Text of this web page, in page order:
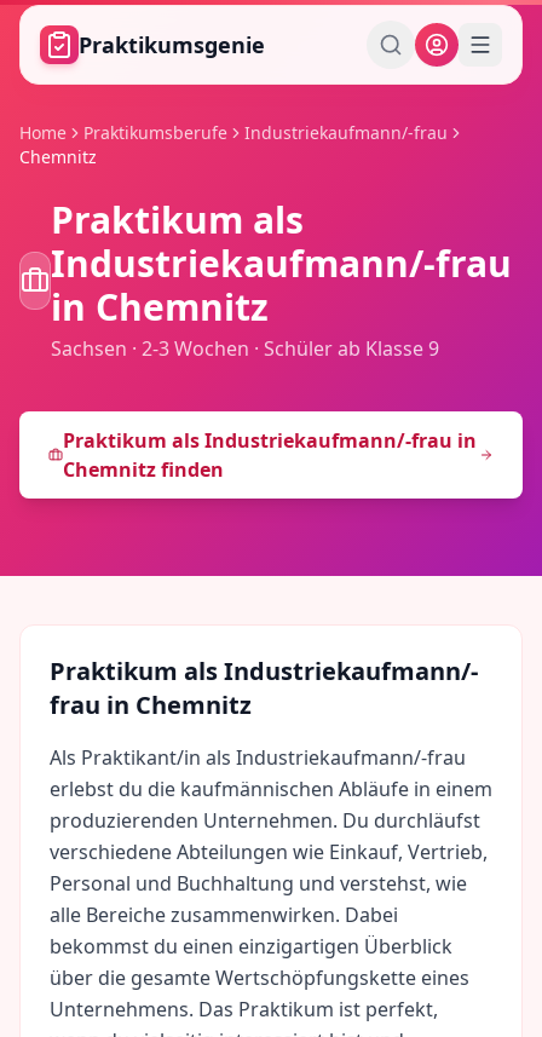
Zum Hauptinhalt springen
Praktikumsgenie
Home Praktikumsberufe
Industriekaufmann/-frau
Chemnitz
Praktikum als
Industriekaufmann/-frau
in Chemnitz
Sachsen · 2-3 Wochen · Schüler ab Klasse 9
Praktikum alsIndustriekaufmann/-frau in
Chemnitzfinden
Praktikum alsIndustriekaufmann/-
frau in Chemnitz
Als Praktikant/in als Industriekaufmann/-frau
erlebst du die kaufmännischen Abläufe in einem
produzierenden Unternehmen. Du durchläufst
verschiedene Abteilungen wie Einkauf, Vertrieb,
Personal und Buchhaltung und verstehst, wie
alle Bereiche zusammenwirken. Dabei
bekommst du einen einzigartigen Überblick
über die gesamte Wertschöpfungskette eines
Unternehmens. Das Praktikum ist perfekt,